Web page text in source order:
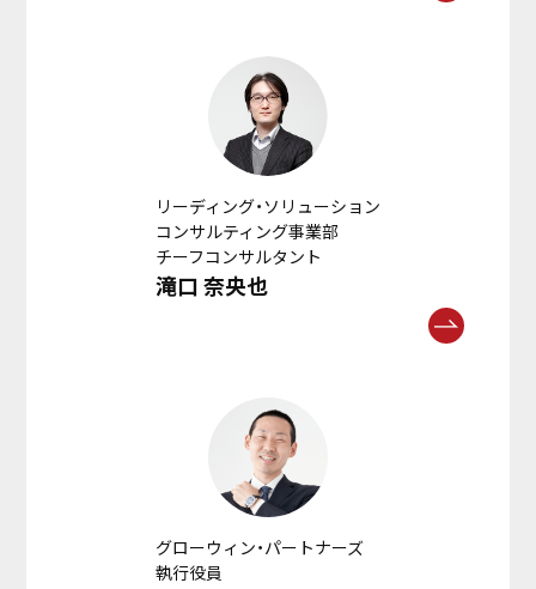
リーディング・ソリューション
コンサルティング事業部
チーフコンサルタント
滝口 奈央也
グローウィン・パートナーズ
執行役員